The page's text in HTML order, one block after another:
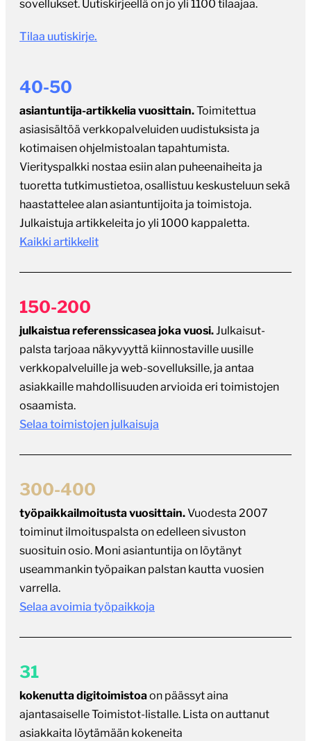
sovellukset. Uutiskirjeellä on jo yli 1100 tilaajaa.
Tilaa uutiskirje.
40-50
asiantuntija-artikkelia vuosittain.Toimitettua
asiasisältöä verkkopalveluiden uudistuksista ja
kotimaisen ohjelmistoalan tapahtumista.
Vierityspalkki nostaa esiin alan puheenaiheita ja
tuoretta tutkimustietoa, osallistuu keskusteluun sekä
haastattelee alan asiantuntijoita ja toimistoja.
Julkaistuja artikkeleita jo yli 1000 kappaletta.
Kaikki artikkelit
150-200
julkaistua referenssicasea joka vuosi.Julkaisut-
palsta tarjoaa näkyvyyttä kiinnostaville uusille
verkkopalveluille ja web-sovelluksille, ja antaa
asiakkaille mahdollisuuden arvioida eri toimistojen
osaamista.
Selaa toimistojen julkaisuja
300-400
työpaikkailmoitusta vuosittain.Vuodesta 2007
toiminut ilmoituspalsta on edelleen sivuston
suosituin osio. Moni asiantuntija on löytänyt
useammankin työpaikan palstan kautta vuosien
varrella.
Selaa avoimia työpaikkoja
31
kokenutta digitoimistoaon päässyt aina
ajantasaiselle Toimistot-listalle. Lista on auttanut
asiakkaita löytämään kokeneita